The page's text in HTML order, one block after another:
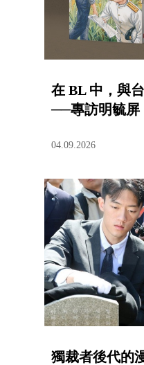
在 BL 中，與
──專訪明毓屏
04.09.2026
獨裁者後代的